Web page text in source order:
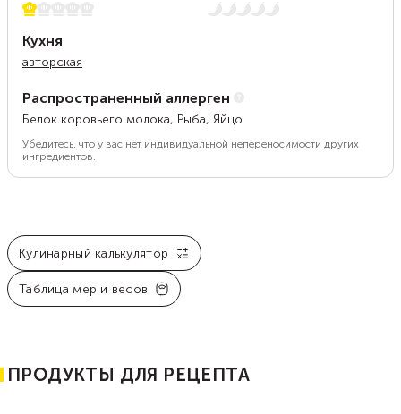
1 из 5
Нет остроты
Кухня
авторская
Распространенный аллерген
Белок коровьего молока, Рыба, Яйцо
Убедитесь, что у вас нет индивидуальной непереносимости других
ингредиентов.
Кулинарный калькулятор
Таблица мер и весов
ПРОДУКТЫ ДЛЯ РЕЦЕПТА